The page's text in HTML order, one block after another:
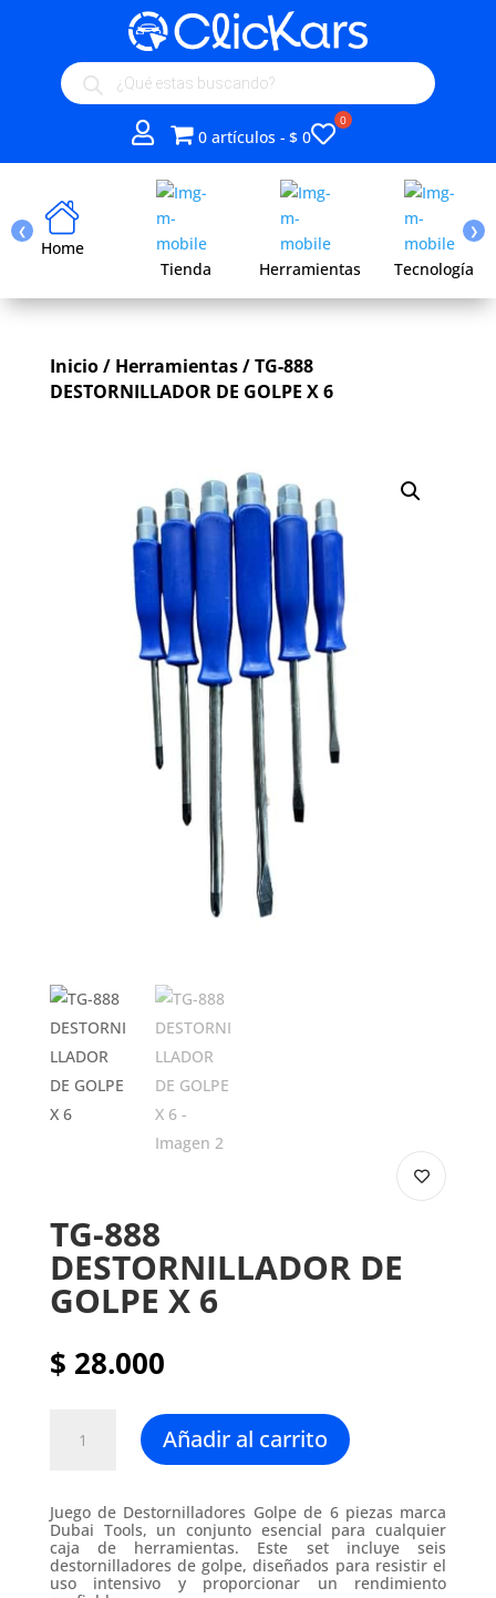
Búsqueda
de
productos
0 artículos
$ 0Mi
lista
de
❮
Home
Tienda
Herramientas Tecnología
❯
Inicio/ Herramientas/ TG-888
DESTORNILLADOR DE GOLPE X 6
TG-888
DESTORNILLADOR DE
GOLPE X 6
$ 28.000
DESTORNILLADOR
GOLPE
X
6
Añadir al carrito
Juego de Destornilladores Golpe de 6 piezas marca
Dubai Tools, un conjunto esencial para cualquier
caja de herramientas. Este set incluye seis
destornilladores de golpe, diseñados para resistir el
uso intensivo y proporcionar un rendimiento